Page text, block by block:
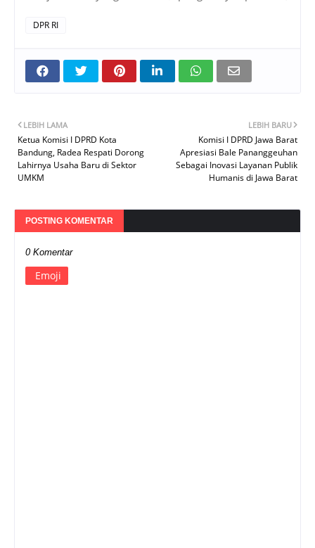
DPR RI
LEBIH BARU
Komisi I DPRD Jawa Barat
Apresiasi Bale Pananggeuhan
Sebagai Inovasi Layanan Publik
Humanis di Jawa Barat
LEBIH LAMA
Ketua Komisi I DPRD Kota
Bandung, Radea Respati Dorong
Lahirnya Usaha Baru di Sektor
UMKM
POSTING KOMENTAR
0 Komentar
Emoji